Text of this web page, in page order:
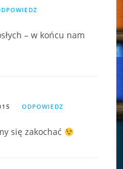
– w końcu nam
ODPOWIEDZ
się zakochać